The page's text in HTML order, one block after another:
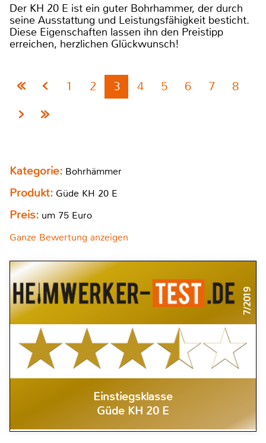
Der KH 20 E ist ein guter Bohrhammer, der durch
seine Ausstattung und Leistungsfähigkeit besticht.
Diese Eigenschaften lassen ihn den Preistipp
erreichen, herzlichen Glückwunsch!
1 2 3 4 5 6 7 8
Kategorie: Bohrhämmer
Produkt: Güde KH 20 E
Preis: um 75 Euro
Ganze Bewertung anzeigen
7/2019
Einstiegsklasse
Güde KH 20 E